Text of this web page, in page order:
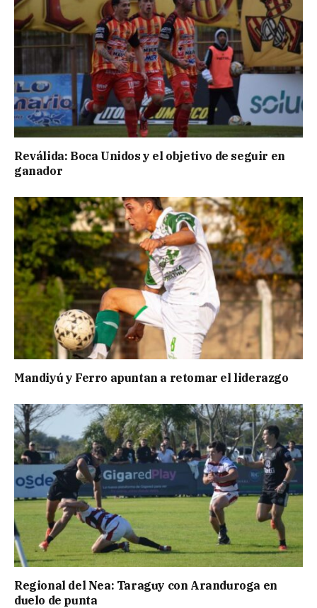
Reválida: Boca Unidos y el objetivo de seguir en
ganador
Mandiyú y Ferro apuntan a retomar el liderazgo
Regional del Nea: Taraguy con Aranduroga en
duelo de punta